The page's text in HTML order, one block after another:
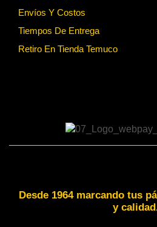
Envíos Y Costos
Tiempos De Entrega
Retiro En Tienda Temuco
Desde 1964 marcando tus
y